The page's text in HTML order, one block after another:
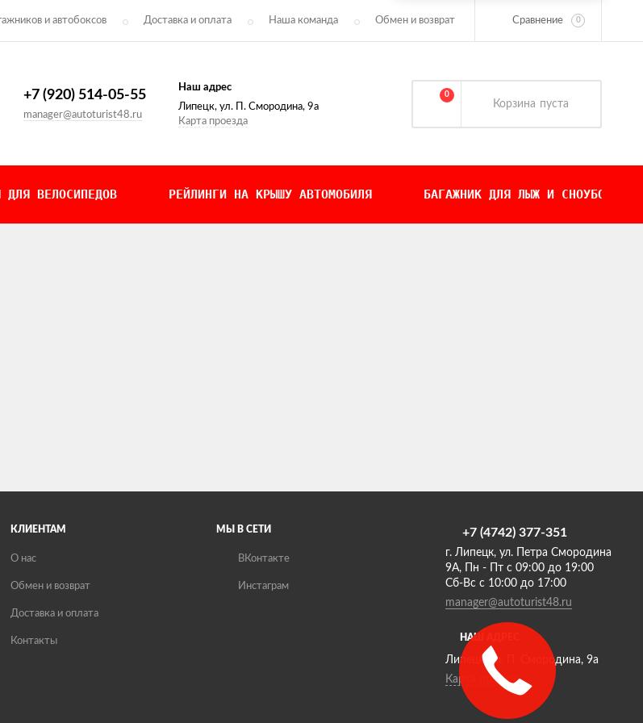
и автобоксов Доставка и оплата Наша команда Обмен и возврат Сравнение 0
+7 (920) 514-05-55
manager@autoturist48.ru
Наш адрес
Липецк, ул. П. Смородина, 9а
Карта проезда
0
Корзина пуста
ДЛЯ ВЕЛОСИПЕДОВ РЕЙЛИНГИ НА КРЫШУ АВТОМОБИЛЯ БАГАЖНИК ДЛЯ ЛЫЖ И СНОУБОРДОВ
КЛИЕНТАМ
О нас
Обмен и возврат
Доставка и оплата
Контакты
МЫ В СЕТИ
ВКонтакте
Инстаграм
НАШ АДРЕС
Липецк, ул. П. Смородина, 9а
Карта проезда
+7 (4742) 377-351
г. Липецк, ул. Петра Смородина
9А, Пн - Пт с 09:00 до 19:00
Сб-Вс с 10:00 до 17:00
manager@autoturist48.ru